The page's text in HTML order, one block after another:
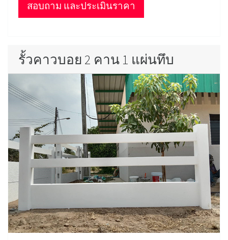
สอบถาม และประเมินราคา
รั้วคาวบอย 2 คาน 1 แผ่นทึบ